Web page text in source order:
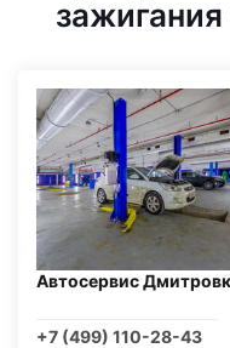
Автосервис
+7 (499) 110-28-43